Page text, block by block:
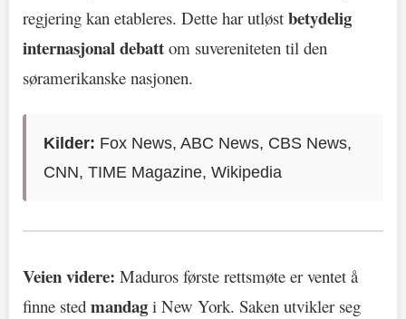
regjering kan etableres. Dette har utløst betydelig
internasjonal debatt om suvereniteten til den
søramerikanske nasjonen.
Kilder: Fox News, ABC News, CBS News,
CNN, TIME Magazine, Wikipedia
Veien videre: Maduros første rettsmøte er ventet å
finne sted mandag i New York. Saken utvikler seg